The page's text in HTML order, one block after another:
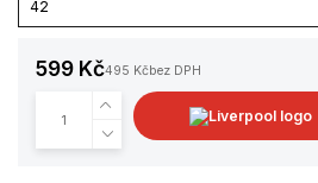
599 Kč495 Kčbez DPH